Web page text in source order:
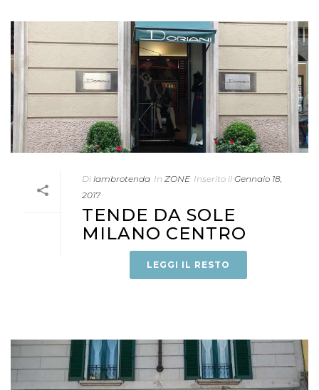
Di lambrotenda In ZONE Inserito il Gennaio 18,
2017
TENDE DA SOLE
MILANO CENTRO
LEGGI IL RESTO